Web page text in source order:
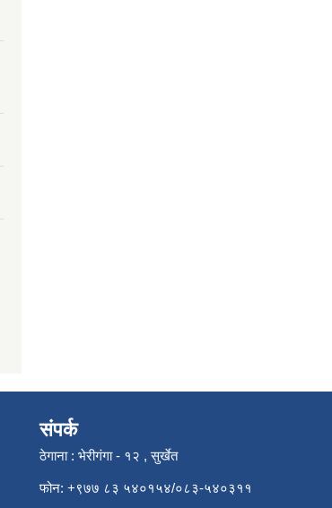
संपर्क
ठेगाना : भेरीगंगा - १२ , सुर्खेत
फोन: +९७७ ८३ ५४०१५४/०८३-५४०३११